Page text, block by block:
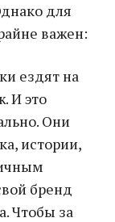
для
важен:
ездят на
И это
Они
истории,
бренд
Чтобы за